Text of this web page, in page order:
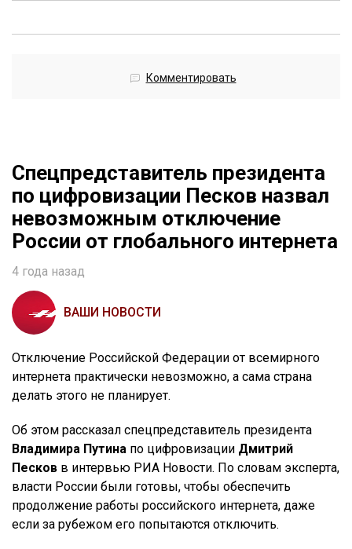
Комментировать
Спецпредставитель президента
по цифровизации Песков назвал
невозможным отключение
России от глобального интернета
4 года назад
ВАШИ НОВОСТИ
Отключение Российской Федерации от всемирного
интернета практически невозможно, а сама страна
делать этого не планирует.
Об этом рассказал спецпредставитель президента
Владимира Путина по цифровизации Дмитрий
Песков в интервью РИА Новости. По словам эксперта,
власти России были готовы, чтобы обеспечить
продолжение работы российского интернета, даже
если за рубежом его попытаются отключить.